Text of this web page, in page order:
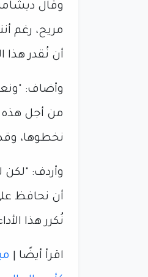
وقال
مريح، رغم
أن نُقدر هذا
وأضاف:
من أجل هذه
نخطوها،
وأردف: "لكن
أن نحافظ
نُكرر هذا
اقرأ أيضًا |